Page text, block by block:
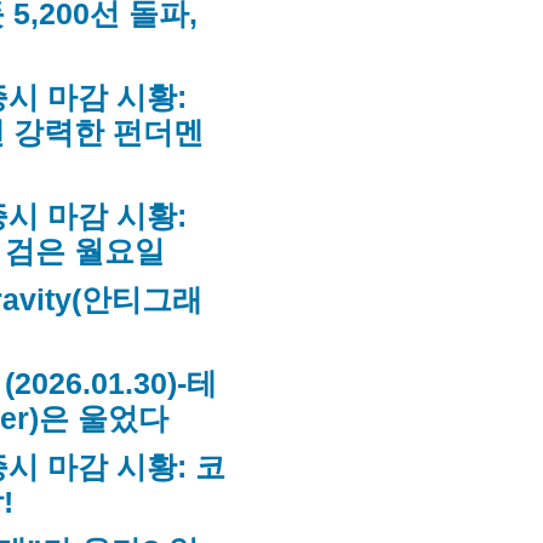
5,200선 돌파,
마감 시황:
강력한 펀더멘
마감 시황:
은 월요일
안티그래
테
은 울었다
마감 시황: 코